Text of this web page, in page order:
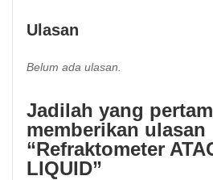
Ulasan
Belum ada ulasan.
Jadilah yang
memberikan ulasan
“Refraktometer
LIQUID”